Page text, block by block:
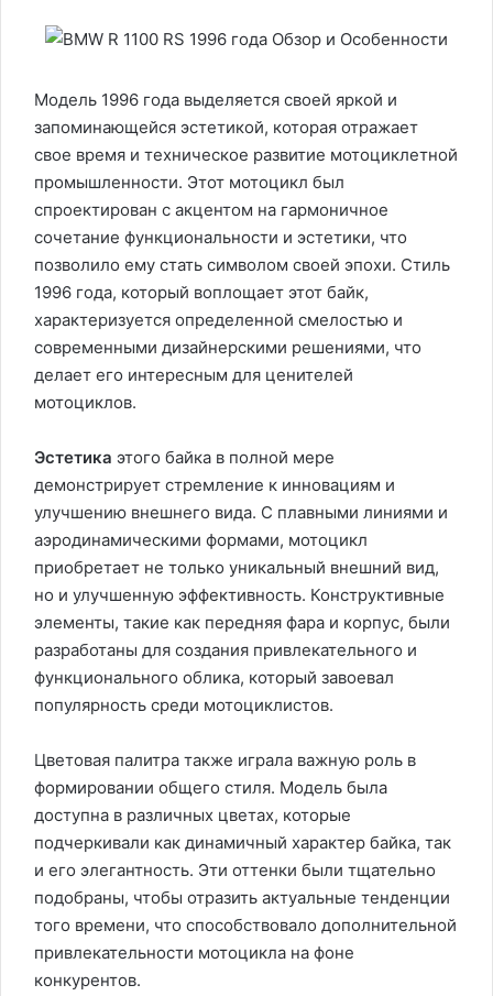
Модель 1996 года выделяется своей яркой и
запоминающейся эстетикой, которая отражает
свое время и техническое развитие мотоциклетной
промышленности. Этот мотоцикл был
спроектирован с акцентом на гармоничное
сочетание функциональности и эстетики, что
позволило ему стать символом своей эпохи. Стиль
1996 года, который воплощает этот байк,
характеризуется определенной смелостью и
современными дизайнерскими решениями, что
делает его интересным для ценителей
мотоциклов.
Эстетика этого байка в полной мере
демонстрирует стремление к инновациям и
улучшению внешнего вида. С плавными линиями и
аэродинамическими формами, мотоцикл
приобретает не только уникальный внешний вид,
но и улучшенную эффективность. Конструктивные
элементы, такие как передняя фара и корпус, были
разработаны для создания привлекательного и
функционального облика, который завоевал
популярность среди мотоциклистов.
Цветовая палитра также играла важную роль в
формировании общего стиля. Модель была
доступна в различных цветах, которые
подчеркивали как динамичный характер байка, так
и его элегантность. Эти оттенки были тщательно
подобраны, чтобы отразить актуальные тенденции
того времени, что способствовало дополнительной
привлекательности мотоцикла на фоне
конкурентов.